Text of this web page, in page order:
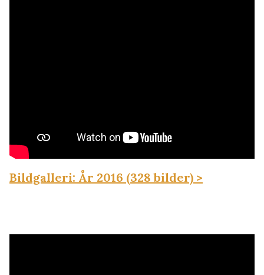
Bildgalleri: År 2016 (328 bilder) >